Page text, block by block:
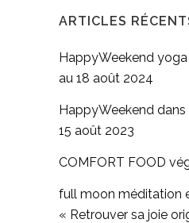
ARTICLES
HappyWeekend
au 18 août 2024
HappyWeekend dans
15 août 2023
COMFORT FOOD
full moon méditation
« Retrouver sa joie